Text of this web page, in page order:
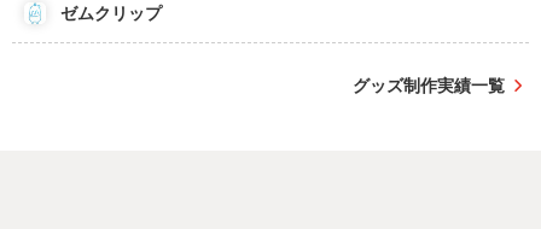
ゼムクリップ
グッズ制作実績一覧